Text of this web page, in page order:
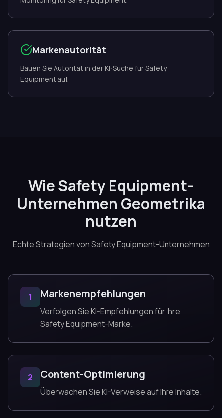
Markenautorität
Bauen Sie Autorität in der KI-Suche für Safety
Equipment auf.
Wie Safety Equipment-
Unternehmen Geometrika
nutzen
Echte Strategien von Safety Equipment-Unternehmen
1 Markenempfehlungen
Verfolgen Sie KI-Empfehlungen für Ihre
Safety Equipment-Marke.
2 Content-Optimierung
Überwachen Sie KI-Verweise auf Ihre Inhalte.